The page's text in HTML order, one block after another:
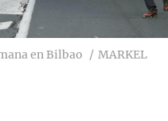
en Bilbao
MARKEL